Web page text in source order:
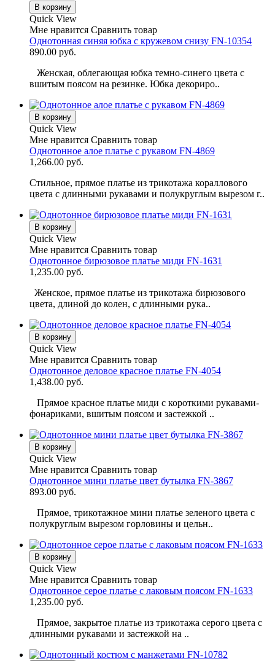
В корзину
Quick View
Мне нравится Сравнить товар
Однотонная синяя юбка с кружевом снизу FN-10354
890.00 руб.
Женская, облегающая юбка темно-синего цвета с
вшитым поясом на резинке. Юбка декориро..
В корзину
Quick View
Мне нравится Сравнить товар
Однотонное алое платье с рукавом FN-4869
1,266.00 руб.
Стильное, прямое платье из трикотажа кораллового
цвета с длинными рукавами и полукруглым вырезом г..
В корзину
Quick View
Мне нравится Сравнить товар
Однотонное бирюзовое платье миди FN-1631
1,235.00 руб.
Женское, прямое платье из трикотажа бирюзового
цвета, длиной до колен, с длинными рука..
В корзину
Quick View
Мне нравится Сравнить товар
Однотонное деловое красное платье FN-4054
1,438.00 руб.
Прямое красное платье миди с короткими рукавами-
фонариками, вшитым поясом и застежкой ..
В корзину
Quick View
Мне нравится Сравнить товар
Однотонное мини платье цвет бутылка FN-3867
893.00 руб.
Прямое, трикотажное мини платье зеленого цвета с
полукруглым вырезом горловины и цельн..
В корзину
Quick View
Мне нравится Сравнить товар
Однотонное серое платье с лаковым поясом FN-1633
1,235.00 руб.
Прямое, закрытое платье из трикотажа серого цвета с
длинными рукавами и застежкой на ..